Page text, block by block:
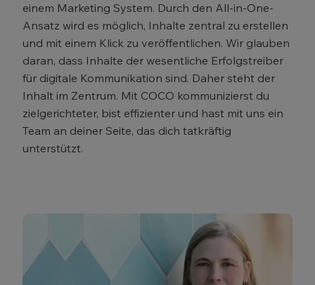
einem Marketing System. Durch den All-in-One-
Ansatz wird es möglich, Inhalte zentral zu erstellen
und mit einem Klick zu veröffentlichen. Wir glauben
daran, dass Inhalte der wesentliche Erfolgstreiber
für digitale Kommunikation sind. Daher steht der
Inhalt im Zentrum. Mit COCO kommunizierst du
zielgerichteter, bist effizienter und hast mit uns ein
Team an deiner Seite, das dich tatkräftig
unterstützt.